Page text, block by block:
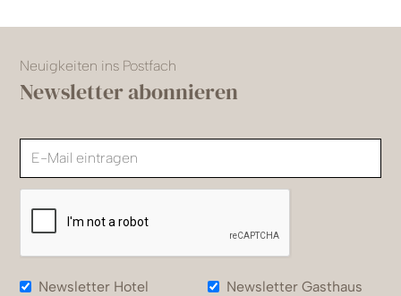
Neuigkeiten ins Postfach
Newsletter abonnieren
Newsletter Hotel Newsletter Gasthaus